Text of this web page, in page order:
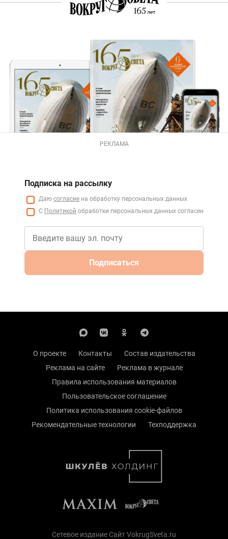
РЕКЛАМА
Подписка на рассылку
Даю согласие на обработку персональных данных
С Политикой обработки персональных данных согласен
Подписаться
О проекте Контакты
Состав издательства
Реклама на сайте
Реклама в журнале
Правила использования материалов
Пользовательское соглашение
Политика использования cookie-файлов
Рекомендательные технологии
Техподдержка
Сетевое издание Сайт VokrugSveta.ru